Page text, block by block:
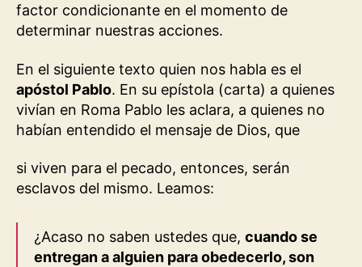
factor condicionante en el momento de
determinar nuestras acciones.
En el siguiente texto quien nos habla es el
apóstol Pablo. En su epístola (carta) a quienes
vivían en Roma Pablo les aclara, a quienes no
habían entendido el mensaje de Dios, que
si viven para el pecado, entonces, serán
esclavos del mismo. Leamos:
¿Acaso no saben ustedes que, cuando se
entregan a alguien para obedecerlo, son